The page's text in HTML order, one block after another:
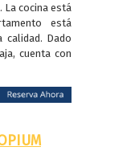
cocina está
está
calidad. Dado
cuenta con